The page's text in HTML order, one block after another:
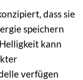
dass sie
speichern
kann
verfügen